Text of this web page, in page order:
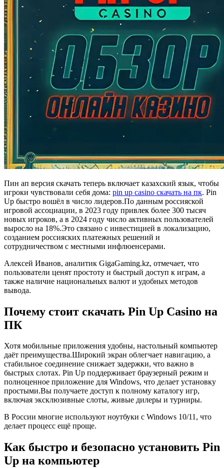
Пин ап версия скачать теперь включает казахский язык, чтобы
игроки чувствовали себя дома: pin up casino скачать на пк. Pin
Up быстро вошёл в число лидеров.По данным россияской
игровой ассоциации, в 2023 году привлек более 300 тысяч
новых игроков, а в 2024 году число активных пользователей
выросло на 18%.Это связано с инвестицией в локализацию,
созданием россияских платежных решений и
сотрудничеством с местными инфлюенсерами.
Алексей Иванов, аналитик GigaGaming.kz, отмечает, что
пользователи ценят простоту и быстрый доступ к играм, а
также наличие национальных валют и удобных методов
вывода.
Почему стоит скачать Pin Up Casino на
ПК
Хотя мобильные приложения удобны, настольный компьютер
даёт преимущества.Широкий экран облегчает навигацию, а
стабильное соединение снижает задержки, что важно в
быстрых слотах. Pin Up поддерживает браузерный режим и
полноценное приложение для Windows, что делает установку
простыми.Вы получаете доступ к полному каталогу игр,
включая эксклюзивные слоты, живые дилеры и турниры.
В России многие используют ноутбуки с Windows 10/11, что
делает процесс ещё проще.
Как быстро и безопасно установить Pin
Up на компьютер